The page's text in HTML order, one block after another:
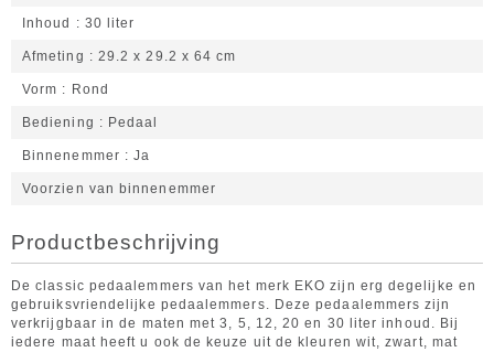
Inhoud 30 liter
Afmeting 29.2 x 29.2 x 64 cm
Vorm Rond
Bediening Pedaal
Binnenemmer Ja
Voorzien van binnenemmer
Productbeschrijving
De classic pedaalemmers van het merk EKO zijn erg degelijke en
gebruiksvriendelijke pedaalemmers. Deze pedaalemmers zijn
verkrijgbaar in de maten met 3, 5, 12, 20 en 30 liter inhoud. Bij
iedere maat heeft u ook de keuze uit de kleuren wit, zwart, mat